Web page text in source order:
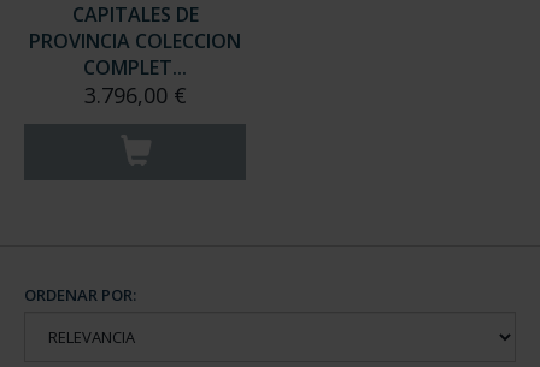
CAPITALES DE
PROVINCIA COLECCION
COMPLET...
3.796,00 €
ORDENAR POR: